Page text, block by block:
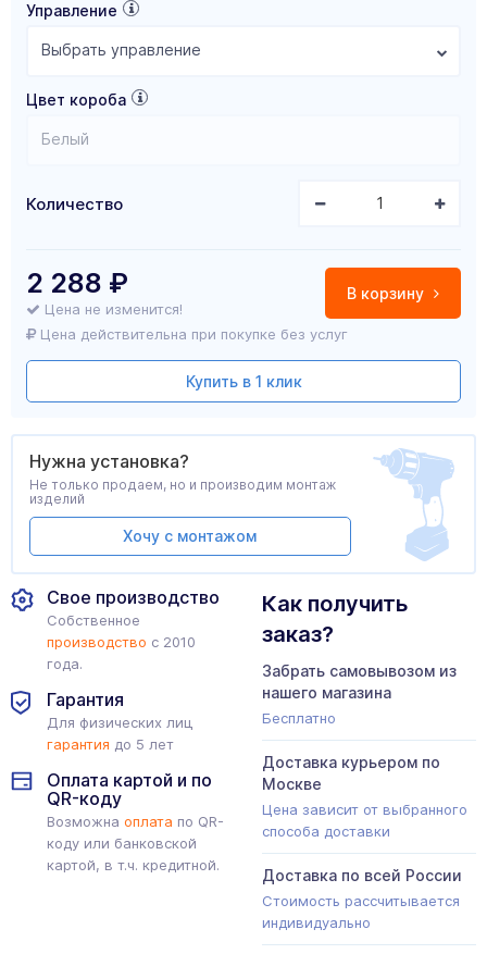
Управление
Выбрать управление
Цвет короба
Белый
Количество
В корзину
2 288 ₽
Цена не изменится!
Цена действительна при покупке без услуг
Купить в 1 клик
Свое производство
Собственное
производство с 2010
года.
Гарантия
Для физических лиц
гарантия до 5 лет
Оплата картой и по
QR-коду
Возможна оплата по QR-
коду или банковской
картой, в т.ч. кредитной.
Как получить
заказ?
Забрать самовывозом из
нашего магазина
Бесплатно
Доставка курьером по
Москве
Цена зависит от выбранного
способа доставки
Доставка по всей России
Стоимость рассчитывается
индивидуально
Нужна установка?
Не только продаем, но и производим монтаж
изделий
Хочу с монтажом